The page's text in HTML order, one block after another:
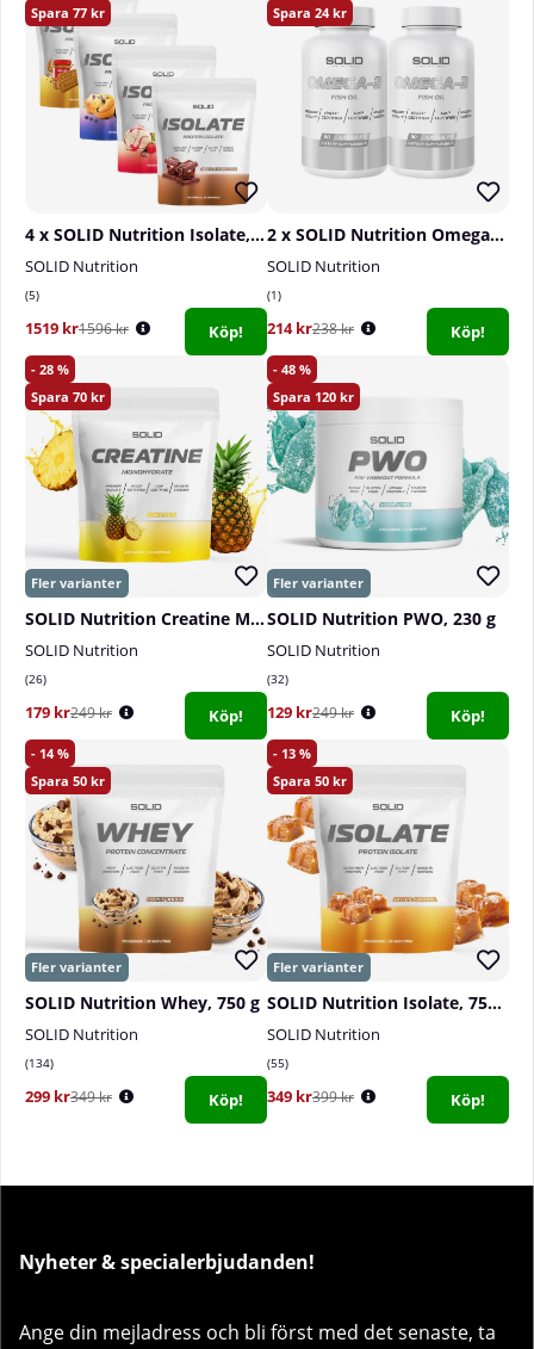
77
4 x SOLID Nutrition Isolate, 750 g
SOLID Nutrition
5
1519 kr1596 kr Köp!
24
2 x SOLID Nutrition Omega-3, 90 caps
SOLID Nutrition
1
214 kr238 kr Köp!
28
70
SOLID Nutrition Creatine Monohydrate, 400 g
SOLID Nutrition
26
179 kr249 kr Köp!
48
120
SOLID Nutrition PWO, 230 g
SOLID Nutrition
32
129 kr249 kr Köp!
14
50
SOLID Nutrition Whey, 750 g
SOLID Nutrition
134
299 kr349 kr Köp!
13
50
SOLID Nutrition Isolate, 750 g
SOLID Nutrition
55
349 kr399 kr Köp!
Nyheter & specialerbjudanden!
Ange din mejladress och bli först med det senaste, ta